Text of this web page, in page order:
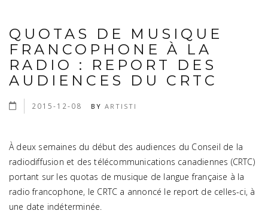
QUOTAS DE MUSIQUE
FRANCOPHONE À LA
RADIO : REPORT DES
AUDIENCES DU CRTC
2015-12-08 BYARTISTI
À deux semaines du début des audiences du Conseil de la
radiodiffusion et des télécommunications canadiennes (CRTC)
portant sur les quotas de musique de langue française à la
radio francophone, le CRTC a annoncé le report de celles-ci, à
une date indéterminée.